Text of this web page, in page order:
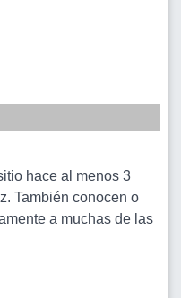
hace al menos 3
También conocen o
a muchas de las